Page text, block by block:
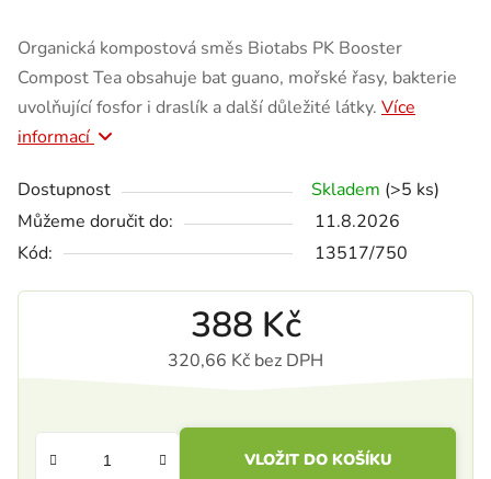
Organická kompostová směs Biotabs PK Booster
Compost Tea obsahuje bat guano, mořské řasy, bakterie
uvolňující fosfor i draslík a další důležité látky. Více
informací
Dostupnost Skladem (>5 ks)
Můžeme doručit do:
11.8.2026
Kód:
13517/750
388 Kč
320,66 Kč bez DPH
VLOŽIT DO KOŠÍKU